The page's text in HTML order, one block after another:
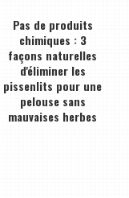
Pas de produits
chimiques : 3
façons naturelles
d'éliminer les
pissenlits pour une
pelouse sans
mauvaises herbes